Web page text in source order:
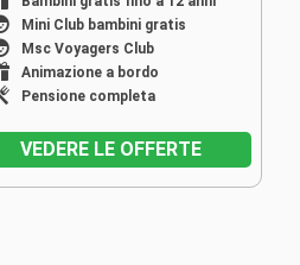
Mini Club bambini gratis
Msc Voyagers Club
Animazione a bordo
Pensione completa
VEDERE LE OFFERTE